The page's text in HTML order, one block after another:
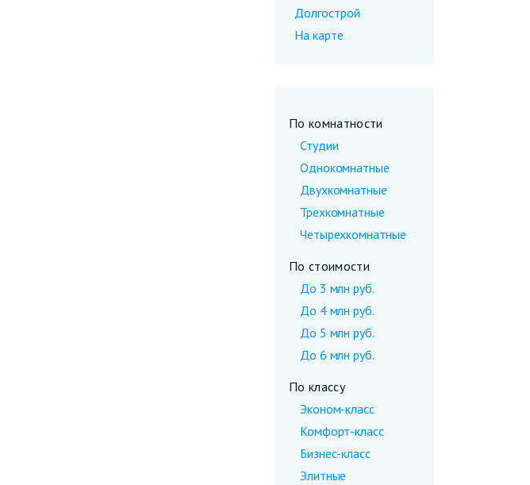
Долгострой
На карте
По комнатности
Студии
Однокомнатные
Двухкомнатные
Трехкомнатные
Четырехкомнатные
По стоимости
До 3 млн руб.
До 4 млн руб.
До 5 млн руб.
До 6 млн руб.
По классу
Эконом-класс
Комфорт-класс
Бизнес-класс
Элитные